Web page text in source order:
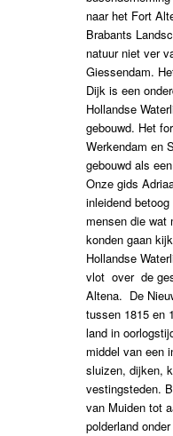
naar het Fort
Brabants
natuur niet ver
Giessendam.
Dijk is een
Hollandse
gebouwd. Het
Werkendam en
gebouwd als
Onze gids
inleidend
mensen die wat
konden gaan
Hollandse
vlot over de
Altena. De
tussen 1815 en
land in
middel van een
sluizen, dijken,
vestingsteden.
van Muiden tot
polderland